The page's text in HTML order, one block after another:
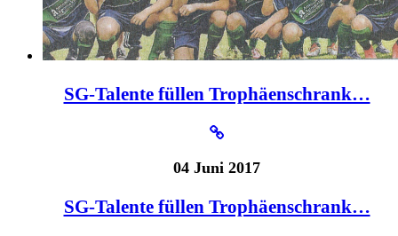
SG-Talente füllen Trophäenschrank…
04 Juni 2017
SG-Talente füllen Trophäenschrank…